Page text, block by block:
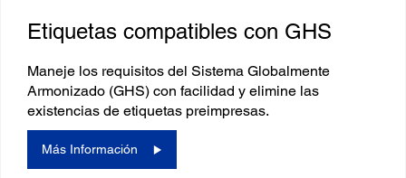
Etiquetas compatibles con GHS
Maneje los requisitos del Sistema Globalmente
Armonizado (GHS) con facilidad y elimine las
existencias de etiquetas preimpresas.
Más Información